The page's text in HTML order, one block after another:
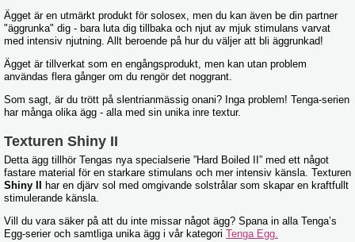
Ägget är en utmärkt produkt för solosex, men du kan även be din partner
"äggrunka" dig - bara luta dig tillbaka och njut av mjuk stimulans varvat
med intensiv njutning. Allt beroende på hur du väljer att bli äggrunkad!
Ägget är tillverkat som en engångsprodukt, men kan utan problem
användas flera gånger om du rengör det noggrant.
Som sagt, är du trött på slentrianmässig onani? Inga problem! Tenga-serien
har många olika ägg - alla med sin unika inre textur.
Texturen Shiny II
Detta ägg tillhör Tengas nya specialserie ”Hard Boiled II” med ett något
fastare material för en starkare stimulans och mer intensiv känsla. Texturen
Shiny II
har en djärv sol med omgivande solstrålar som skapar en kraftfullt
stimulerande känsla.
Vill du vara säker på att du inte missar något ägg? Spana in alla Tenga’s
Egg-serier och samtliga unika ägg i vår kategori Tenga Egg.